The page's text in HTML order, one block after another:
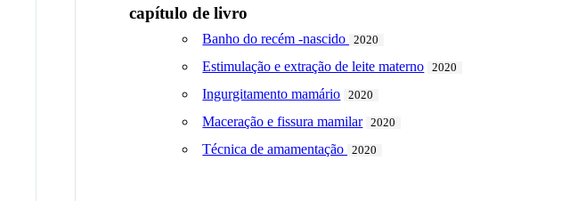
capítulo de livro
Banho do recém -nascido 2020
Estimulação e extração de leite materno 2020
Ingurgitamento mamário 2020
Maceração e fissura mamilar 2020
Técnica de amamentação 2020